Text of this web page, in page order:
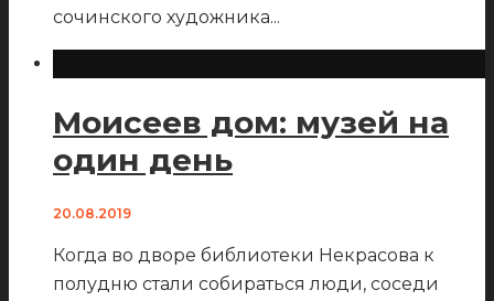
сочинского художника...
Моисеев дом: музей на
один день
20.08.2019
Когда во дворе библиотеки Некрасова к
полудню стали собираться люди, соседи